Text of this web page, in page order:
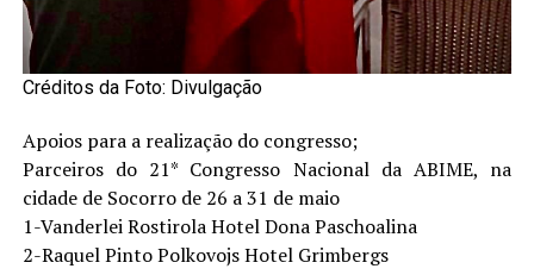
Créditos da Foto: Divulgação
Apoios para a realização do congresso;
Parceiros do 21* Congresso Nacional da ABIME, na
cidade de Socorro de 26 a 31 de maio
1-Vanderlei Rostirola Hotel Dona Paschoalina
2-Raquel Pinto Polkovojs Hotel Grimbergs